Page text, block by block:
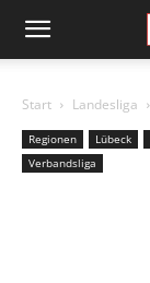
Start Landesliga
Regionen Lübeck
Verbandsliga